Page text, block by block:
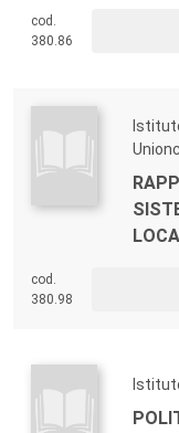
cod.
380.86
cod.
380.98